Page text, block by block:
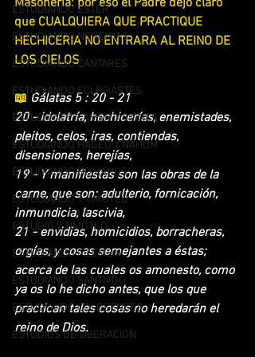
ESTUDIANDO ESTER
ESTUDIANDO NEHEMIAS
ESTUDIANDO CANTARES
ESTUDIANDO ECLESIASTES
ESTUDIANDO LAMENTACIONES
ESTUDIANDO HAGEO Y NAHUM
ESTUDIANDO ROMANOS
ESTUDIANDO 1 TIMOTEO
ESTUDIO 2 TIMOTEO
ESTUDIANDO FILEMON
ESTUDIANDO SANTIAGO
ESTUDIANDO COLOSENSES
ESTUDIOS DE LIBERACION
Masonería: por eso el Padre dejo claro
que CUALQUIERA QUE PRACTIQUE
HECHICERIA NO ENTRARA AL REINO DE
LOS CIELOS
📖 Gálatas 5 : 20 - 21
20 - idolatría, hechicerías, enemistades,
pleitos, celos, iras, contiendas,
disensiones, herejías,
19 - Y manifiestas son las obras de la
carne, que son: adulterio, fornicación,
inmundicia, lascivia,
21 - envidias, homicidios, borracheras,
orgías, y cosas semejantes a éstas;
acerca de las cuales os amonesto, como
ya os lo he dicho antes, que los que
practican tales cosas no heredarán el
reino de Dios.